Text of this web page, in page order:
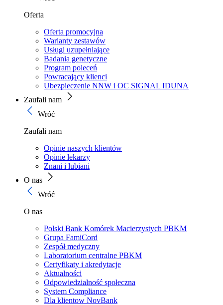
Oferta
Oferta promocyjna
Warianty zestawów
Usługi uzupełniające
Badania genetyczne
Program poleceń
Powracający klienci
Ubezpieczenie NNW i OC SIGNAL IDUNA
Zaufali nam
Wróć
Zaufali nam
Opinie naszych klientów
Opinie lekarzy
Znani i lubiani
O nas
Wróć
O nas
Polski Bank Komórek Macierzystych PBKM
Grupa FamiCord
Zespół medyczny
Laboratorium centralne PBKM
Certyfikaty i akredytacje
Aktualności
Odpowiedzialność społeczna
System Compliance
Dla klientow NovBank